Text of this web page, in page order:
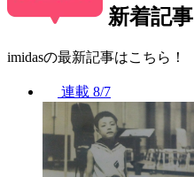
新着記事
imidasの最新記事はこちら！
連載 8/7